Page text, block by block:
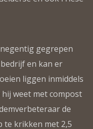
gegrepen
en kan er
liggen inmiddels
weet met compost
de
te krikken met 2,5